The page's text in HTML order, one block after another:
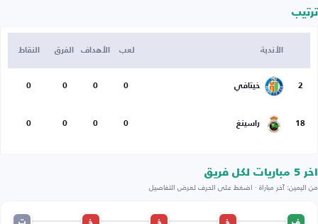
ترتيب
الأندية لعب الأهداف الفرق النقاط
2 خيتافي 0
0
0
0
18 راسينغ 0
0
0
0
اخر 5 مباريات لكل فريق
من اليمين: آخر مباراة · اضغط على الحرف لعرض التفاصيل